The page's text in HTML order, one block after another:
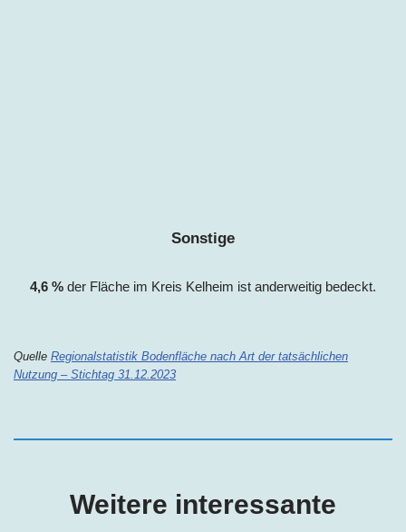
Sonstige
4,6 % der Fläche im Kreis Kelheim ist anderweitig bedeckt.
Quelle Regionalstatistik Bodenfläche nach Art der tatsächlichen
Nutzung – Stichtag 31.12.2023
Weitere interessante